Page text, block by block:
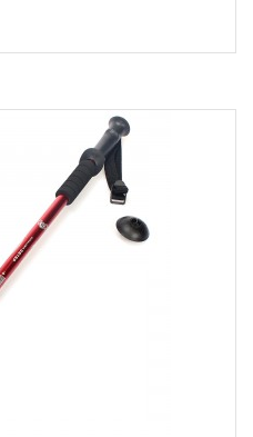
βάρος ασθενούς: 100 κιλά.
1 έτος.